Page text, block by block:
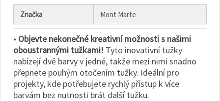
Značka Mont Marte
• Objevte nekonečné kreativní možnosti s našimi
oboustrannými tužkami! Tyto inovativní tužky
nabízejí dvě barvy v jedné, takže mezi nimi snadno
přepnete pouhým otočením tužky. Ideální pro
projekty, kde potřebujete rychlý přístup k více
barvám bez nutnosti brát další tužku.